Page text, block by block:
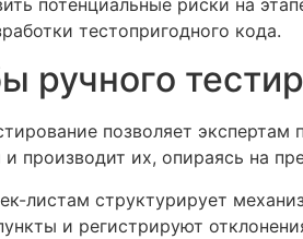
тестопригодного кода.
ручного
позволяет
и производит их, опираясь на
листам структурирует
и регистрируют